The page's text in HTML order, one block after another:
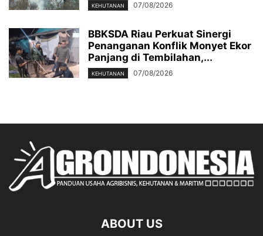
KEHUTANAN 07/08/2026
BBKSDA Riau Perkuat Sinergi
Penanganan Konflik Monyet Ekor
Panjang di Tembilahan,...
KEHUTANAN 07/08/2026
ABOUT US